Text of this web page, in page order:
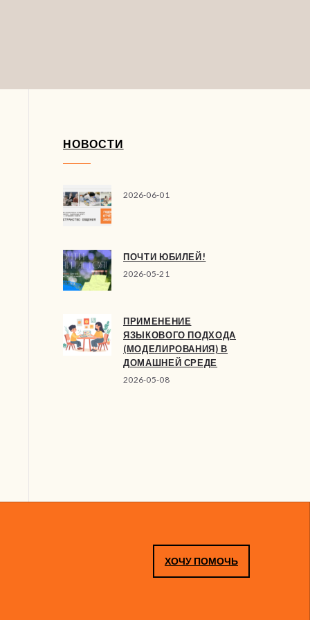
НОВОСТИ
2026-06-01
ПОЧТИ ЮБИЛЕЙ!
2026-05-21
ПРИМЕНЕНИЕ
ЯЗЫКОВОГО ПОДХОДА
(МОДЕЛИРОВАНИЯ) В
ДОМАШНЕЙ СРЕДЕ
2026-05-08
ХОЧУ ПОМОЧЬ